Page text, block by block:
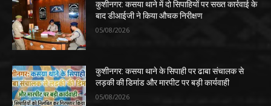
कुशीनगर: कसया थाने में दो सिपाहियों पर सख्त कार्रवाई के
बाद डीआईजी ने किया औचक निरीक्षण
05/08/2026
कुशीनगर: कसया थाने के सिपाही पर ढाबा संचालक से
लड़की की डिमांड और मारपीट पर बड़ी कार्यवाही
05/08/2026